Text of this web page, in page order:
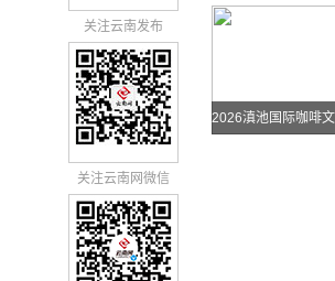
关注云南发布
关注云南网微信